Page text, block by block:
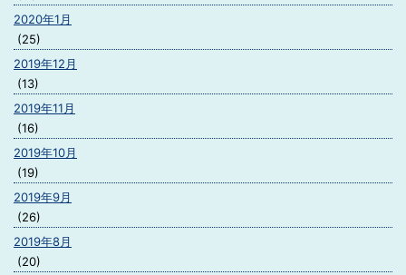
2020年1月
(25)
2019年12月
(13)
2019年11月
(16)
2019年10月
(19)
2019年9月
(26)
2019年8月
(20)